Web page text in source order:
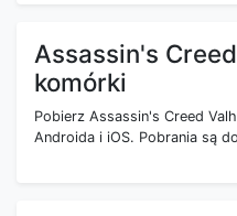
Assassin's
komórki
Pobierz Assassin's Creed
Androida i iOS. Pobrania są